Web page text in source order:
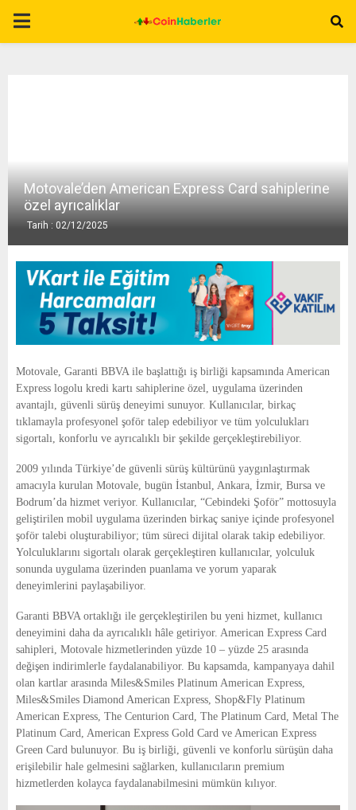
P
A
E
N
U
Motovale’den American Express Card sahiplerine
özel ayrıcalıklar
Tarih : 02/12/2025
Motovale, Garanti BBVA ile başlattığı iş birliği kapsamında American
Express logolu kredi kartı sahiplerine özel, uygulama üzerinden
avantajlı, güvenli sürüş deneyimi sunuyor. Kullanıcılar, birkaç
tıklamayla profesyonel şoför talep edebiliyor ve tüm yolculukları
sigortalı, konforlu ve ayrıcalıklı bir şekilde gerçekleştirebiliyor.
2009 yılında Türkiye’de güvenli sürüş kültürünü yaygınlaştırmak
amacıyla kurulan Motovale, bugün İstanbul, Ankara, İzmir, Bursa ve
Bodrum’da hizmet veriyor. Kullanıcılar, “Cebindeki Şoför” mottosuyla
geliştirilen mobil uygulama üzerinden birkaç saniye içinde profesyonel
şoför talebi oluşturabiliyor; tüm süreci dijital olarak takip edebiliyor.
Yolculuklarını sigortalı olarak gerçekleştiren kullanıcılar, yolculuk
sonunda uygulama üzerinden puanlama ve yorum yaparak
deneyimlerini paylaşabiliyor.
Garanti BBVA ortaklığı ile gerçekleştirilen bu yeni hizmet, kullanıcı
deneyimini daha da ayrıcalıklı hâle getiriyor. American Express Card
sahipleri, Motovale hizmetlerinden yüzde 10 – yüzde 25 arasında
değişen indirimlerle faydalanabiliyor. Bu kapsamda, kampanyaya dahil
olan kartlar arasında Miles&Smiles Platinum American Express,
Miles&Smiles Diamond American Express, Shop&Fly Platinum
American Express, The Centurion Card, The Platinum Card, Metal The
Platinum Card, American Express Gold Card ve American Express
Green Card bulunuyor. Bu iş birliği, güvenli ve konforlu sürüşün daha
erişilebilir hale gelmesini sağlarken, kullanıcıların premium
hizmetlerden kolayca faydalanabilmesini mümkün kılıyor.